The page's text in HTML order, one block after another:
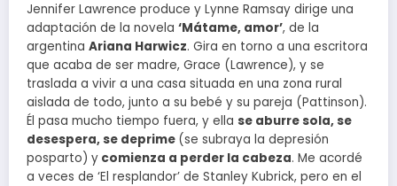
Jennifer Lawrence produce y Lynne Ramsay dirige una
adaptación de la novela ‘Mátame, amor’, de la
argentina Ariana Harwicz. Gira en torno a una escritora
que acaba de ser madre, Grace (Lawrence), y se
traslada a vivir a una casa situada en una zona rural
aislada de todo, junto a su bebé y su pareja (Pattinson).
Él pasa mucho tiempo fuera, y ella se aburre sola, se
desespera, se deprime (se subraya la depresión
posparto) y comienza a perder la cabeza. Me acordé
a veces de ‘El resplandor’ de Stanley Kubrick, pero en el